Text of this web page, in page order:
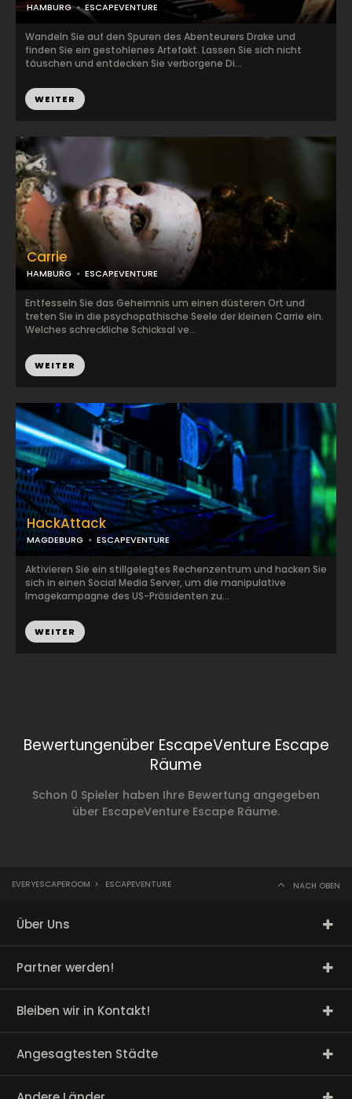
HAMBURG ESCAPEVENTURE
Wandeln Sie auf den Spuren des Abenteurers Drake und
finden Sie ein gestohlenes Artefakt. Lassen Sie sich nicht
täuschen und entdecken Sie verborgene Di...
WEITER
Carrie
HAMBURG ESCAPEVENTURE
Entfesseln Sie das Geheimnis um einen düsteren Ort und
treten Sie in die psychopathische Seele der kleinen Carrie ein.
Welches schreckliche Schicksal ve...
WEITER
HackAttack
MAGDEBURG ESCAPEVENTURE
Aktivieren Sie ein stillgelegtes Rechenzentrum und hacken Sie
sich in einen Social Media Server, um die manipulative
Imagekampagne des US-Präsidenten zu...
WEITER
Bewertungenüber EscapeVenture Escape
Räume
Schon 0 Spieler haben Ihre Bewertung angegeben
über EscapeVenture Escape Räume.
EVERYESCAPEROOM > ESCAPEVENTURE NACH OBEN
Über Uns
Partner werden!
Bleiben wir in Kontakt!
Angesagtesten Städte